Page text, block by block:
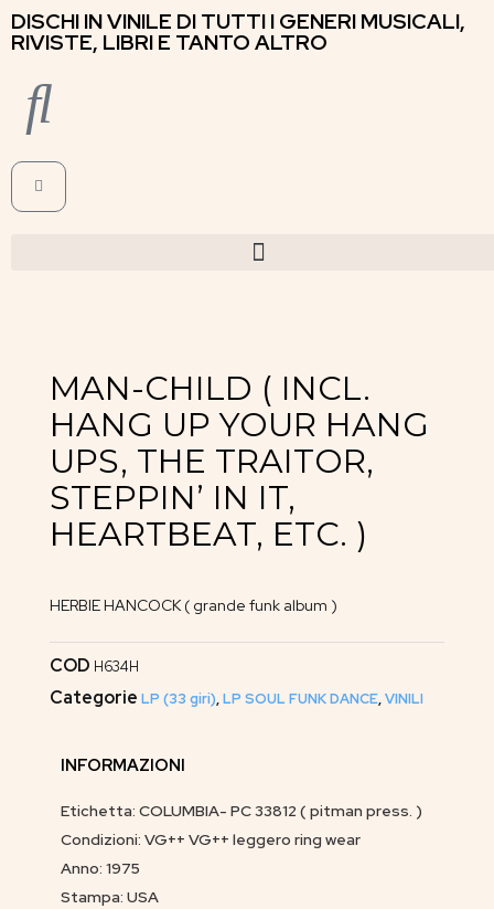
DISCHI IN VINILE DI TUTTI I GENERI MUSICALI,
RIVISTE, LIBRI E TANTO ALTRO
MAN-CHILD ( INCL.
HANG UP YOUR HANG
UPS, THE TRAITOR,
STEPPIN’ IN IT,
HEARTBEAT, ETC. )
HERBIE HANCOCK ( grande funk album )
COD H634H
Categorie LP (33 giri),LP SOUL FUNK DANCE,VINILI
INFORMAZIONI
Etichetta: COLUMBIA- PC 33812 ( pitman press. )
Condizioni: VG++ VG++ leggero ring wear
Anno: 1975
Stampa: USA